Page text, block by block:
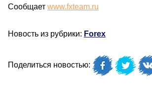
Сообщает www.fxteam.ru
Новость из рубрики: Forex
Поделиться новостью: